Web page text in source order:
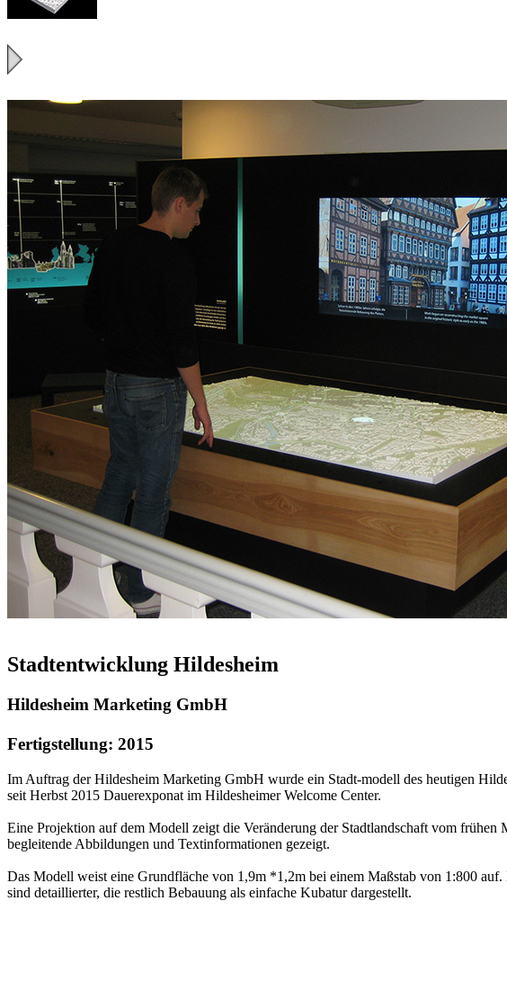
Stadtentwicklung Hildesheim
Hildesheim Marketing GmbH
Fertigstellung: 2015
Im Auftrag der Hildesheim Marketing GmbH wurde ein Stadt-modell des heutigen
seit Herbst 2015 Dauerexponat im Hildesheimer Welcome Center.
Eine Projektion auf dem Modell zeigt die Veränderung der Stadtlandschaft vom
begleitende Abbildungen und Textinformationen gezeigt.
Das Modell weist eine Grundfläche von 1,9m *1,2m bei einem Maßstab von 1:800
sind detaillierter, die restlich Bebauung als einfache Kubatur dargestellt.